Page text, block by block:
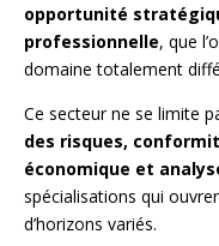
opportunité
professionnelle, que
domaine totalement
Ce secteur ne se limite
des risques,
économique et
spécialisations qui
d’horizons variés.